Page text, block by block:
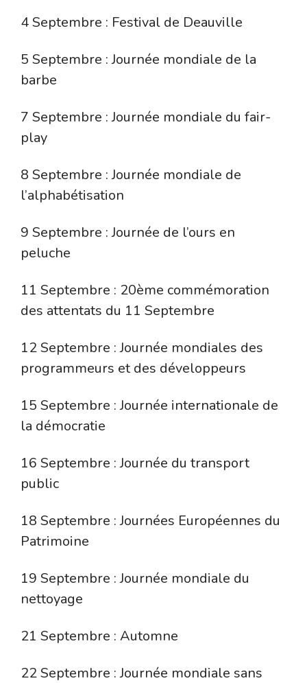
4 Septembre : Festival de Deauville
5 Septembre : Journée mondiale de la
barbe
7 Septembre : Journée mondiale du fair-
play
8 Septembre : Journée mondiale de
l’alphabétisation
9 Septembre : Journée de l’ours en
peluche
11 Septembre : 20ème commémoration
des attentats du 11 Septembre
12 Septembre : Journée mondiales des
programmeurs et des développeurs
15 Septembre : Journée internationale de
la démocratie
16 Septembre : Journée du transport
public
18 Septembre : Journées Européennes du
Patrimoine
19 Septembre : Journée mondiale du
nettoyage
21 Septembre : Automne
22 Septembre : Journée mondiale sans